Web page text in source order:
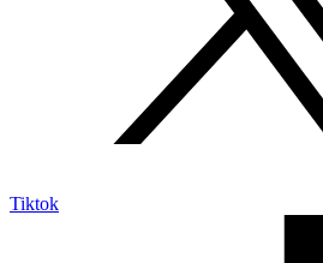
Tiktok